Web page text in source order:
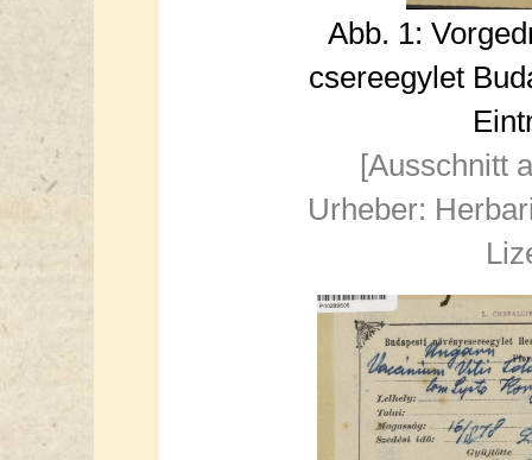
Abb. 1:
csereegylet
[Ausschnitt
Urheber: